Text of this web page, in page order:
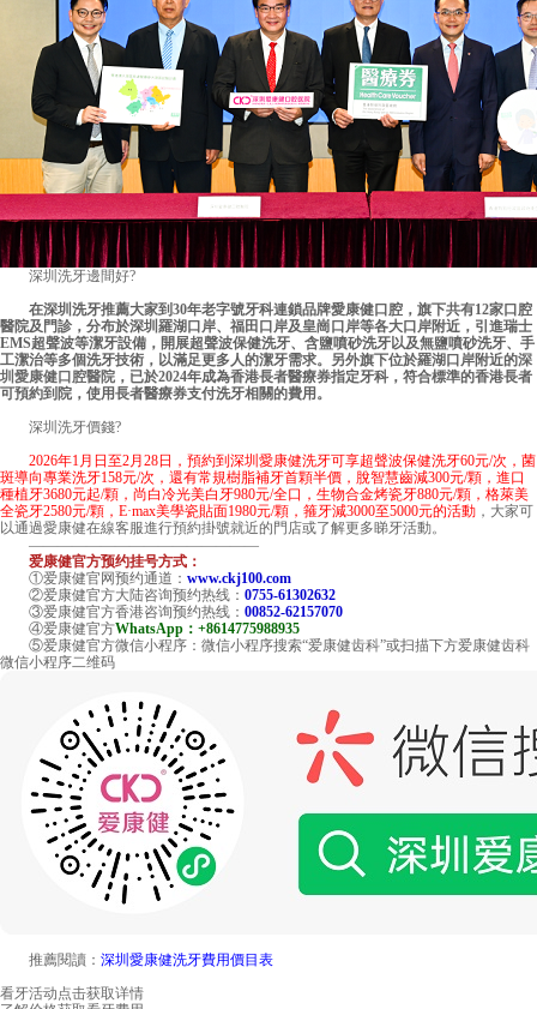
深圳洗牙邊間好?
在深圳洗牙推薦大家到30年老字號牙科連鎖品牌愛康健口腔，旗下共有12家口腔
醫院及門診，分布於深圳羅湖口岸、福田口岸及皇崗口岸等各大口岸附近，引進瑞士
EMS超聲波等潔牙設備，開展超聲波保健洗牙、含鹽噴砂洗牙以及無鹽噴砂洗牙、手
工潔治等多個洗牙技術，以滿足更多人的潔牙需求。另外旗下位於羅湖口岸附近的深
圳愛康健口腔醫院 ，已於2024年成為香港長者醫療券指定牙科，符合標準的香港長者
可預約到院，使用長者醫療券支付洗牙相關的費用。
深圳洗牙價錢?
2026年1月日至2月28日，預約到深圳愛康健洗牙可享超聲波保健洗牙60元/次，菌
斑導向專業洗牙158元/次，還有常規樹脂補牙首顆半價，脫智慧齒減300元/顆，進口
種植牙3680元起/顆，尚白冷光美白牙980元/全口，生物合金烤瓷牙880元/顆，格萊美
全瓷牙2580元/顆，E·max美學瓷貼面1980元/顆，箍牙減3000至5000元的活動 ，大家可
以通過愛康健在線客服進行預約掛號就近的門店或了解更多睇牙活動。
————————————————
爱康健官方预约挂号方式：
①爱康健官网预约通道： www.ckj100.com
②爱康健官方大陆咨询预约热线： 0755-61302632
③爱康健官方香港咨询预约热线： 00852-62157070
④爱康健官方WhatsApp：+8614775988935
⑤爱康健官方微信小程序：微信小程序搜索“爱康健齿科”或扫描下方爱康健齿科
微信小程序二维码
推薦閱讀： 深圳愛康健洗牙費用價目表
看牙活动点击获取详情